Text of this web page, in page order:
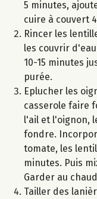
5 minutes,
cuire à couvert
Rincer les
les couvrir
10-15 minutes
purée.
Eplucher les
casserole faire
l'ail et l'oignon,
fondre.
tomate, les
minutes. Puis
Garder au
Tailler des